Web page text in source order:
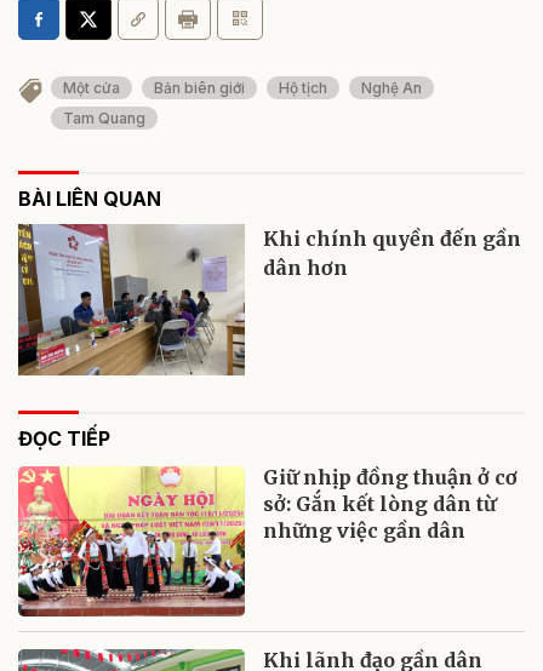
Một cửa Bản biên giới Hộ tịch
Nghệ An
Tam Quang
BÀI LIÊN QUAN
Khi chính quyền đến gần
dân hơn
ĐỌC TIẾP
Giữ nhịp đồng thuận ở cơ
sở: Gắn kết lòng dân từ
những việc gần dân
Khi lãnh đạo gần dân